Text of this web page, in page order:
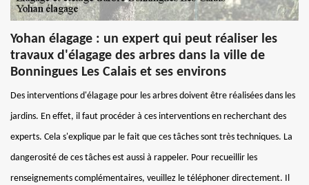
Yohan élagage : un expert qui peut réaliser les
travaux d'élagage des arbres dans la ville de
Bonningues Les Calais et ses environs
Des interventions d'élagage pour les arbres doivent être réalisées dans les
jardins. En effet, il faut procéder à ces interventions en recherchant des
experts. Cela s'explique par le fait que ces tâches sont très techniques. La
dangerosité de ces tâches est aussi à rappeler. Pour recueillir les
renseignements complémentaires, veuillez le téléphoner directement. Il